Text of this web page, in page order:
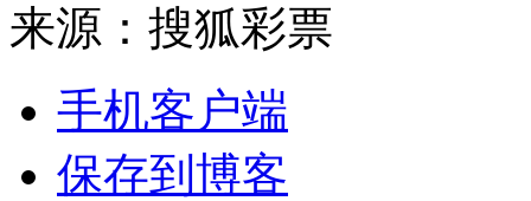
来源： 搜狐彩票
手机客户端
保存到博客